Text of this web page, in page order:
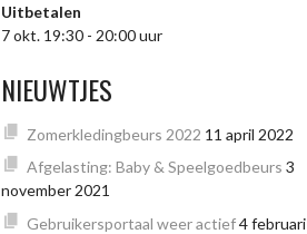
Uitbetalen
7 okt. 19:30 - 20:00 uur
NIEUWTJES
Zomerkledingbeurs 2022 11 april 2022
Afgelasting: Baby & Speelgoedbeurs 3
november 2021
Gebruikersportaal weer actief4 februari